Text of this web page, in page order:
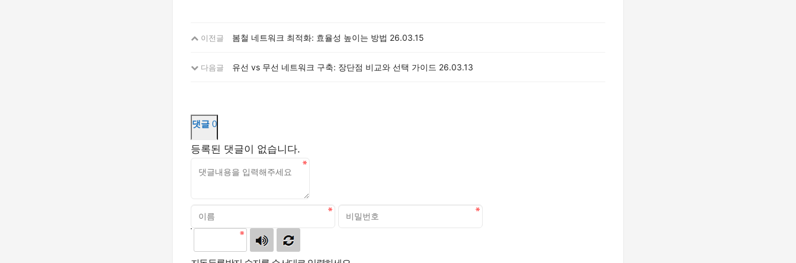
이전글 봄철 네트워크 최적화: 효율성 높이는 방법 26.03.15
다음글 유선 vs 무선 네트워크 구축: 장단점 비교와 선택 가이드 26.03.13
댓글 0
등록된 댓글이 없습니다.